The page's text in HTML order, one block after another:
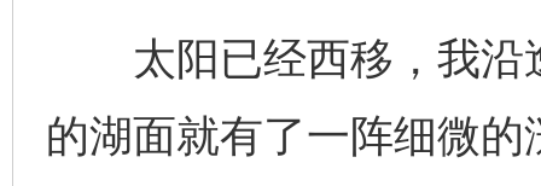
太阳已经西移，我沿
的湖面就有了一阵细微